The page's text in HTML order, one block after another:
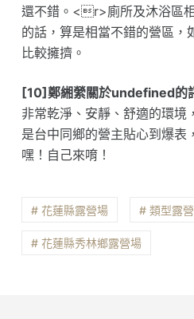
還不錯。<r>廁所及沐浴區
的話，算是相當不錯的營區，
比較擁擠。
[10]鄭緗縈關於undefined的
非常乾淨、安靜、舒適的環境
是台中同鄉的營主貼心到爆表
嘿！自己來唷！
# 花蓮縣露營場 # 類型露
# 花蓮縣秀林鄉露營場